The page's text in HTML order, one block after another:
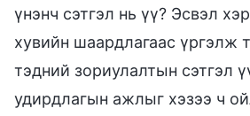
үнэнч сэтгэл нь үү? Эсвэл
хувийн шаардлагаас үргэлж
тэдний зориулалтын сэтгэл
удирдлагын ажлыг хэзээ ч